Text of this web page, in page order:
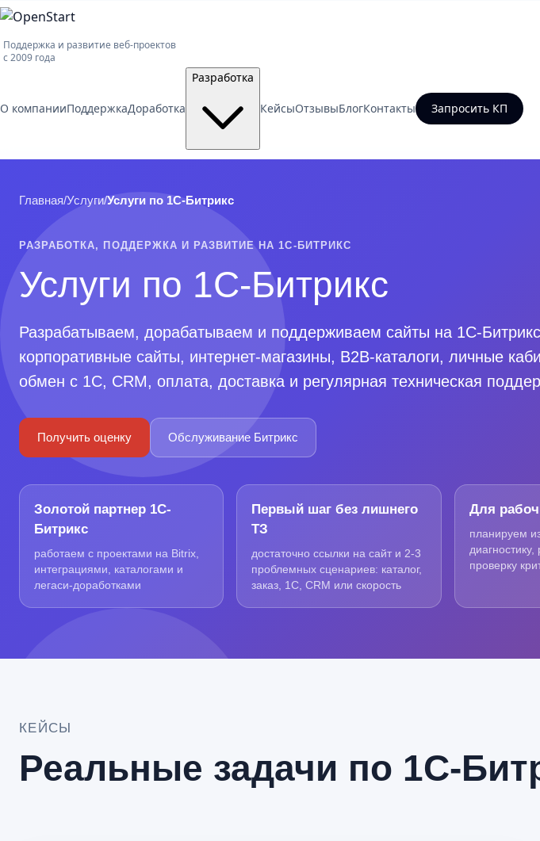
Поддержка и развитие веб-проектов
с 2009 года
О компанииПоддержкаДоработка
Разработка
КейсыОтзывыБлогКонтакты Запросить КП
Главная/Услуги/Услуги по 1С-Битрикс
РАЗРАБОТКА, ПОДДЕРЖКА И РАЗВИТИЕ НА 1С-БИТРИКС
Услуги по 1С-Битрикс
Разрабатываем, дорабатываем и поддерживаем сайты на 1С-
корпоративные сайты, интернет-магазины, B2B-каталоги, личные
обмен с 1С, CRM, оплата, доставка и регулярная техническая
Получить оценку Обслуживание Битрикс
Золотой партнер 1С-
Битрикс
работаем с проектами на Bitrix,
интеграциями, каталогами и
легаси-доработками
Первый шаг без лишнего
ТЗ
достаточно ссылки на сайт и 2-3
проблемных сценариев: каталог,
заказ, 1С, CRM или скорость
Для
планируем
проверку
КЕЙСЫ
Реальные задачи по 1С-